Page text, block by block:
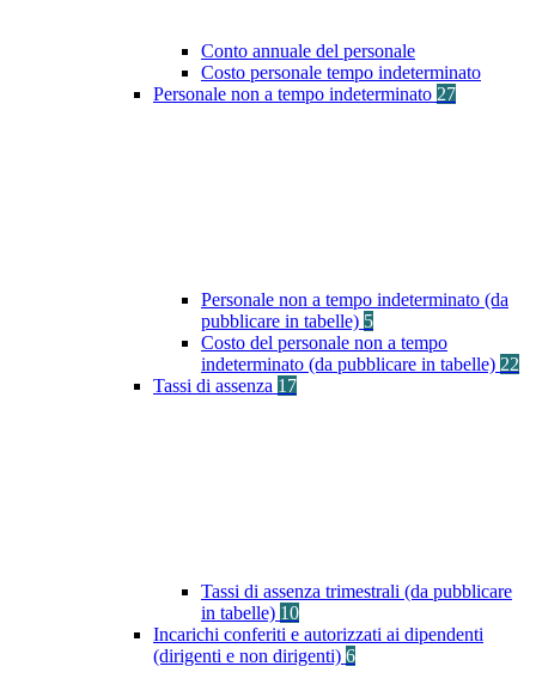
Conto annuale del personale
Costo personale tempo indeterminato
Personale non a tempo indeterminato 27
Personale non a tempo indeterminato (da
pubblicare in tabelle) 5
Costo del personale non a tempo
indeterminato (da pubblicare in tabelle) 22
Tassi di assenza 17
Tassi di assenza trimestrali (da pubblicare
in tabelle) 10
Incarichi conferiti e autorizzati ai dipendenti
(dirigenti e non dirigenti) 6